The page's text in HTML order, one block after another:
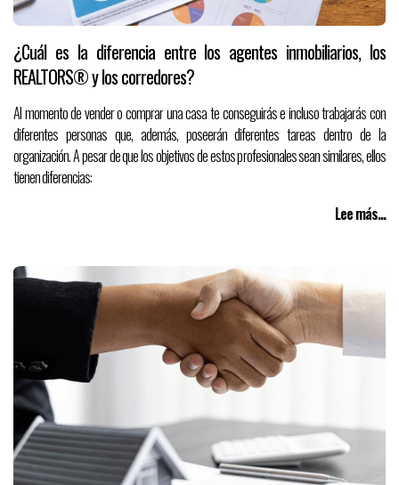
¿Cuál es la diferencia entre los agentes inmobiliarios, los
REALTORS® y los corredores?
Al momento de vender o comprar una casa te conseguirás e incluso trabajarás con
diferentes personas que, además, poseerán diferentes tareas dentro de la
organización. A pesar de que los objetivos de estos profesionales sean similares, ellos
tienen diferencias:
Lee más...